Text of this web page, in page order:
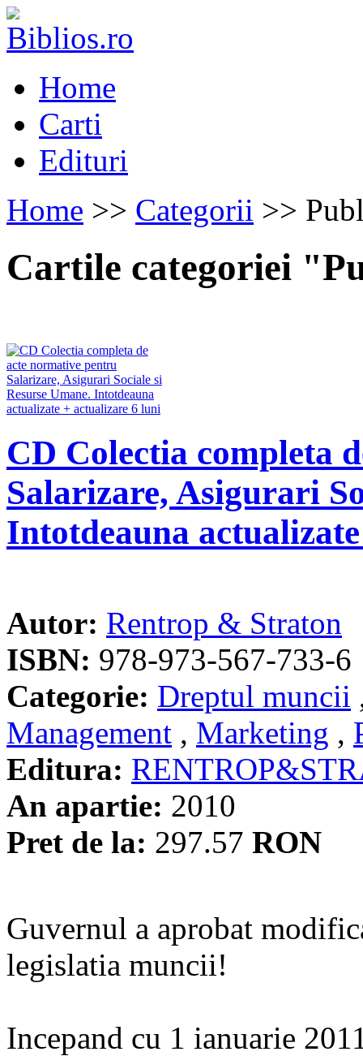
Home
Carti
Edituri
Home >> Categorii >>
Cartile categoriei
CD Colectia completa
Salarizare, Asigurari
Intotdeauna
Autor: Rentrop & Straton
ISBN: 978-973-567-733-6
Categorie: Dreptul muncii
Management , Marketing ,
Editura:
An apartie: 2010
Pret de la: 297.57 RON
Guvernul a aprobat
legislatia muncii!
Incepand cu 1 ianuarie